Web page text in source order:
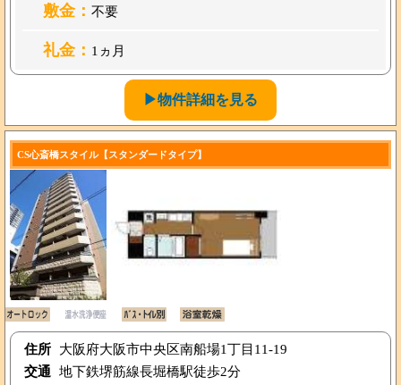
敷金： 不要
礼金： 1ヵ月
▶物件詳細を見る
CS心斎橋スタイル【スタンダードタイプ】
住所
大阪府大阪市中央区南船場1丁目11-19
交通 地下鉄堺筋線長堀橋駅徒歩2分